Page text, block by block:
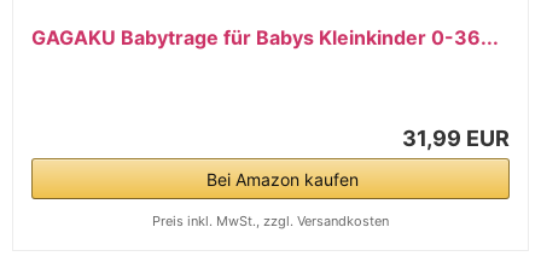
GAGAKU Babytrage für Babys Kleinkinder 0-36...
31,99 EUR
Bei Amazon kaufen
Preis inkl. MwSt., zzgl. Versandkosten